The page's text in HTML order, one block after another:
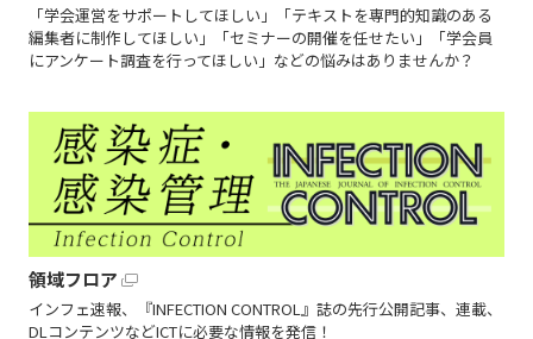
「学会運営をサポートしてほしい」「テキストを専門的知識のある
編集者に制作してほしい」「セミナーの開催を任せたい」「学会員
にアンケート調査を行ってほしい」などの悩みはありませんか？
領域フロア
インフェ速報、『INFECTION CONTROL』誌の先行公開記事、連載、
DLコンテンツなどICTに必要な情報を発信！